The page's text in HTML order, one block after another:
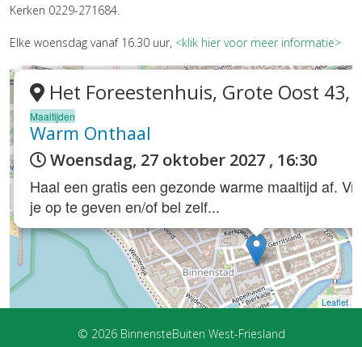
Kerken 0229-271684.
Elke woensdag vanaf 16.30 uur, <klik hier voor meer informatie>
Het Foreestenhuis, Grote Oost 43,
Maaltijden
Warm Onthaal
Woensdag, 27 oktober 2027 , 16:30
Haal een gratis een gezonde warme maaltijd af.
je op te geven en/of bel zelf...
Leaflet
© 2026 BinnensteBuiten West-Friesland